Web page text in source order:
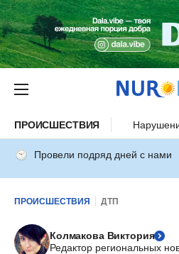
ПРОИСШЕСТВИЯ
Провели подряд дней с нами
ПРОИСШЕСТВИЯ ДТП
Колмакова Виктория
Редактор региональных